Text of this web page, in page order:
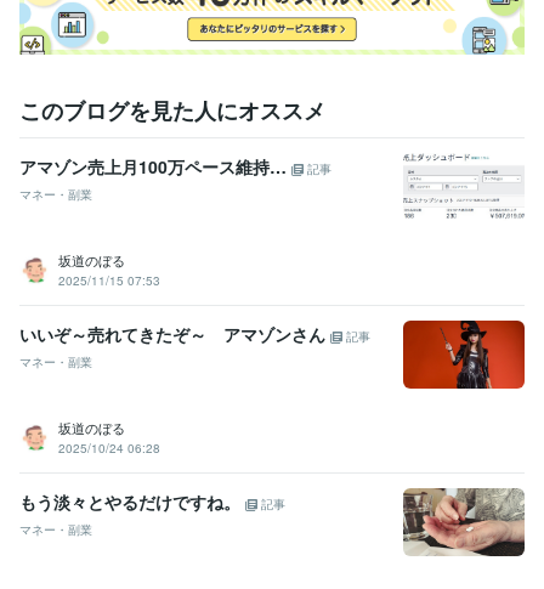
このブログを見た人にオススメ
アマゾン売上月100万ペース維持…
記事
マネー・副業
坂道のぼる
2025/11/15 07:53
いいぞ～売れてきたぞ～ アマゾンさん
記事
マネー・副業
坂道のぼる
2025/10/24 06:28
もう淡々とやるだけですね。
記事
マネー・副業